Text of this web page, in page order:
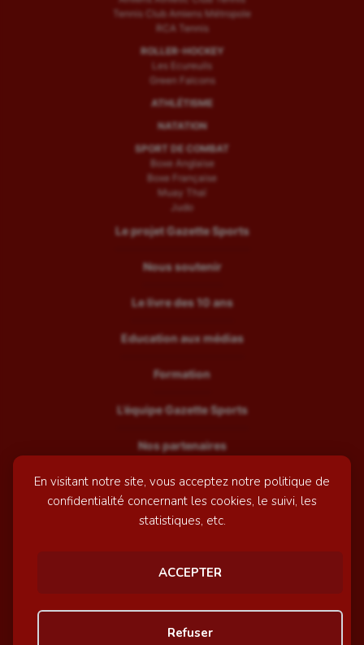
En visitant notre site, vous acceptez notre politique de
confidentialité concernant les cookies, le suivi, les
statistiques, etc.
ACCEPTER
Refuser
Tennis Club Amiens Métropole
RCA Tennis
ROLLER-HOCKEY
Les Ecureuils
Green Falcons
ATHLÉTISME
NATATION
SPORT DE COMBAT
Boxe Anglaise
Boxe Française
Muay Thaï
Judo
Le projet Gazette Sports
Nous soutenir
Le livre des 10 ans
Education aux médias
Formation
L’équipe Gazette Sports
Nos partenaires
Recrutement
Mentions légales
© GazetteSports - 2026 | Site internet réalisé par
Awelty